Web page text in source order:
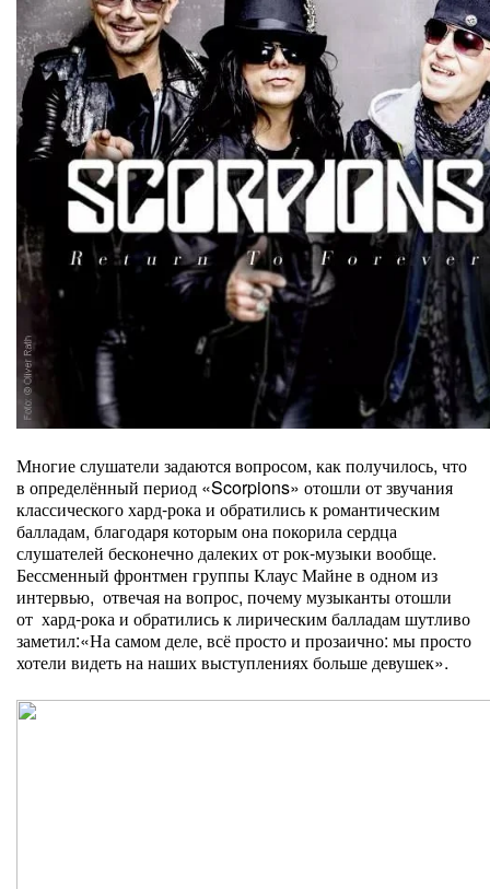
Многие слушатели задаются вопросом, как получилось, что
в определённый период «Scorpions» отошли от звучания
классического хард-рока и обратились к романтическим
балладам, благодаря которым она покорила сердца
слушателей бесконечно далеких от рок-музыки вообще.
Бессменный фронтмен группы Клаус Майне в одном из
интервью, отвечая на вопрос, почему музыканты отошли
от хард-рока и обратились к лирическим балладам шутливо
заметил:«На самом деле, всё просто и прозаично: мы просто
хотели видеть на наших выступлениях больше девушек».